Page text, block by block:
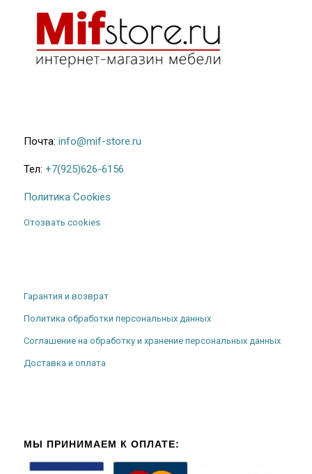
Почта: info@mif-store.ru
Тел: +7(925)626-6156
Политика Cookies
Отозвать cookies
Гарантия и возврат
Политика обработки персональных данных
Соглашение на обработку и хранение персональных данных
Доставка и оплата
МЫ ПРИНИМАЕМ К ОПЛАТЕ: